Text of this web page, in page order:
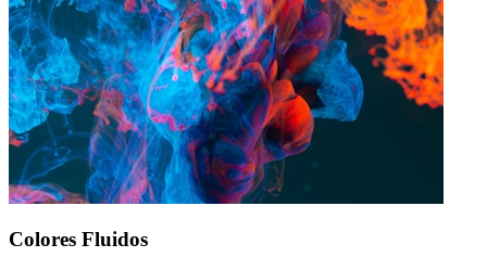
Colores Fluidos